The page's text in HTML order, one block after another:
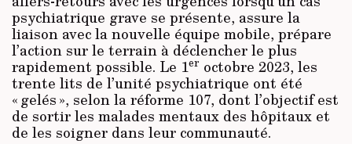
psychiatrique grave se présente, assure la
liaison avec la nouvelle équipe mobile, prépare
l’action sur le terrain à déclencher le plus
rapidement possible. Le 1er octobre 2023, les
trente lits de l’unité psychiatrique ont été
« gelés », selon la réforme 107, dont l’objectif est
de sortir les malades mentaux des hôpitaux et
de les soigner dans leur communauté.